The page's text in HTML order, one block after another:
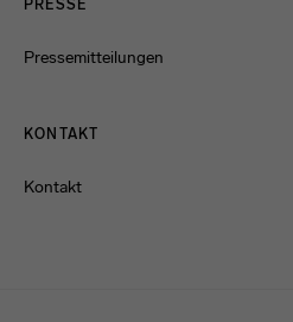
PRESSE
Pressemitteilungen
KONTAKT
Kontakt